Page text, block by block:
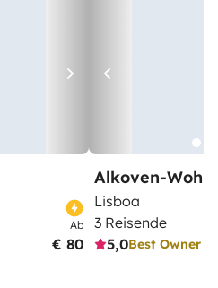
Ab
€ 80
Alkoven-
Lisboa
3 Reisende
5,0Best Owner